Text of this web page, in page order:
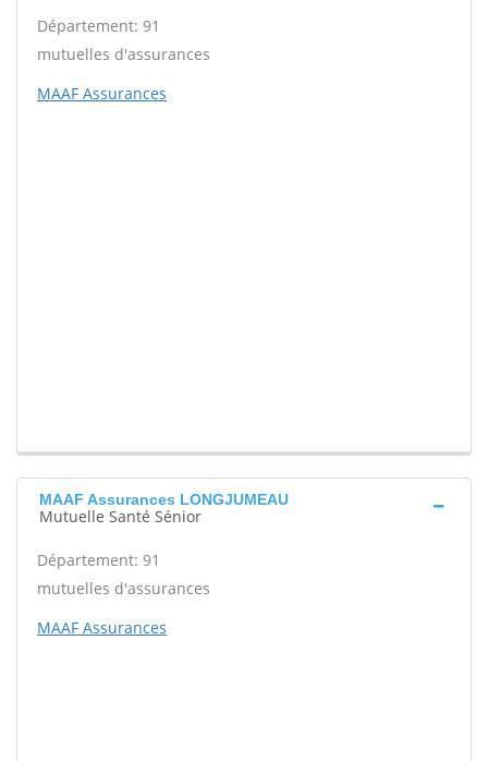
Département: 91
mutuelles d'assurances
MAAF Assurances
MAAF Assurances LONGJUMEAU
Mutuelle Santé Sénior
Département: 91
mutuelles d'assurances
MAAF Assurances